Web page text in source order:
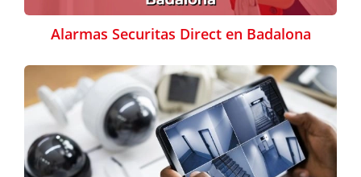
Alarmas Securitas Direct en Badalona